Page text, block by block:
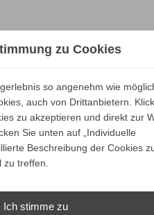
zu Cookies
so angenehm wie
auch von Drittanbietern.
zu akzeptieren und direkt zur
Sie unten auf „Individuelle
Beschreibung der Cookies
treffen.
Ich stimme zu